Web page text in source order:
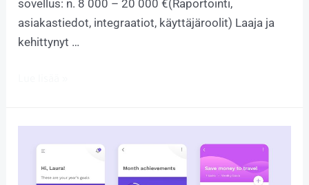
sovellus: n. 8 000 – 20 000 €(Raportointi,
asiakastiedot, integraatiot, käyttäjäroolit) Laaja ja
kehittynyt …